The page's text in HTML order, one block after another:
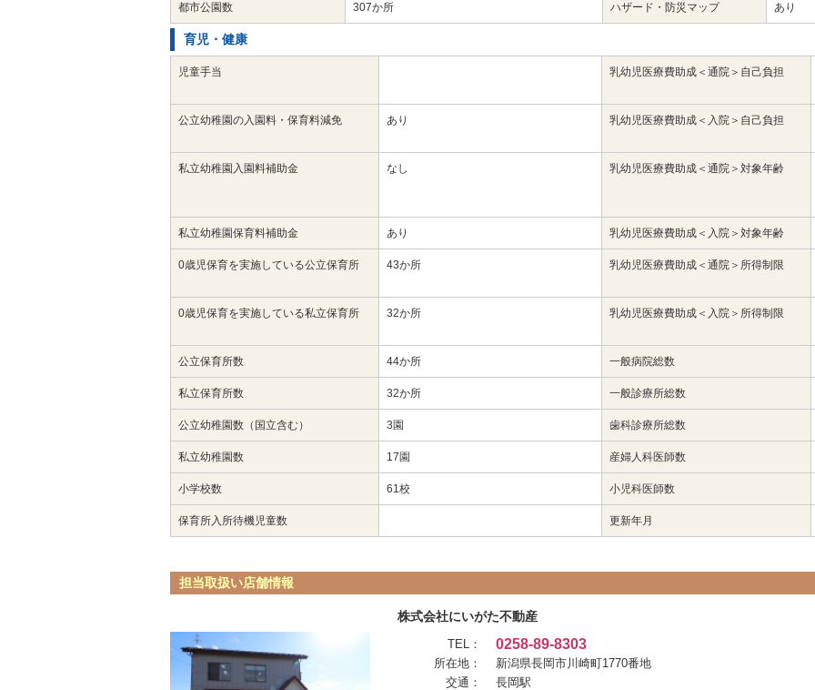
都市公園数 307か所 ハザード・防災マップ あり
育児・健康
児童手当 乳幼児医療費助成＜通院＞自己負担
公立幼稚園の入園料・保育料減免 あり 乳幼児医療費助成＜入院＞自己負担
私立幼稚園入園料補助金 なし 乳幼児医療費助成＜通院＞対象年齢
私立幼稚園保育料補助金 あり 乳幼児医療費助成＜入院＞対象年齢
0歳児保育を実施している公立保育所 43か所 乳幼児医療費助成＜通院＞所得制限
0歳児保育を実施している私立保育所 32か所 乳幼児医療費助成＜入院＞所得制限
公立保育所数 44か所 一般病院総数
私立保育所数 32か所 一般診療所総数
公立幼稚園数（国立含む） 3園 歯科診療所総数
私立幼稚園数 17園 産婦人科医師数
小学校数 61校 小児科医師数
保育所入所待機児童数 更新年月
担当取扱い店舗情報
株式会社にいがた不動産
TEL： 0258-89-8303
所在地：
新潟県長岡市川崎町1770番地
交通：
長岡駅